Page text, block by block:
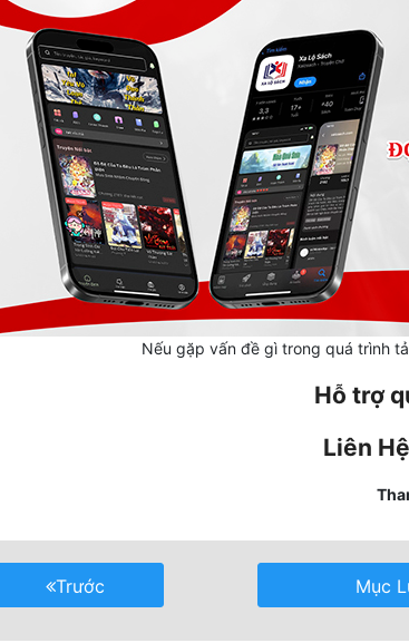
Nếu gặp vấn đề gì trong quá trình
Hỗ trợ
Liên
Trước Mục